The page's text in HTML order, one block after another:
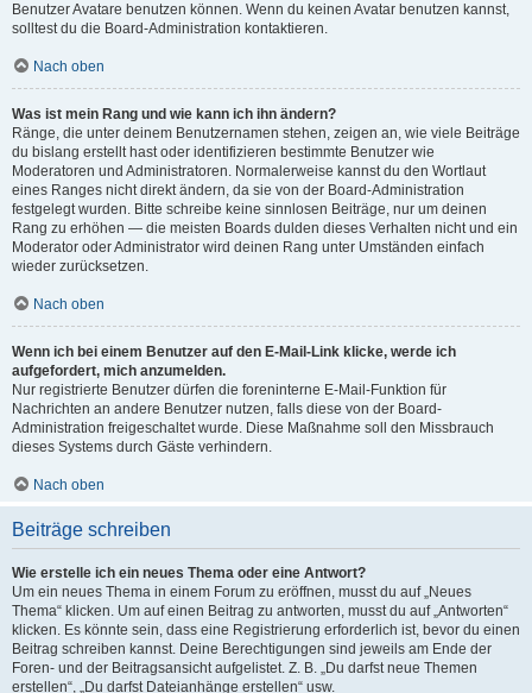
Benutzer Avatare benutzen können. Wenn du keinen Avatar benutzen kannst,
solltest du die Board-Administration kontaktieren.
Nach oben
Was ist mein Rang und wie kann ich ihn ändern?
Ränge, die unter deinem Benutzernamen stehen, zeigen an, wie viele Beiträge
du bislang erstellt hast oder identifizieren bestimmte Benutzer wie
Moderatoren und Administratoren. Normalerweise kannst du den Wortlaut
eines Ranges nicht direkt ändern, da sie von der Board-Administration
festgelegt wurden. Bitte schreibe keine sinnlosen Beiträge, nur um deinen
Rang zu erhöhen — die meisten Boards dulden dieses Verhalten nicht und ein
Moderator oder Administrator wird deinen Rang unter Umständen einfach
wieder zurücksetzen.
Nach oben
Wenn ich bei einem Benutzer auf den E-Mail-Link klicke, werde ich
aufgefordert, mich anzumelden.
Nur registrierte Benutzer dürfen die foreninterne E-Mail-Funktion für
Nachrichten an andere Benutzer nutzen, falls diese von der Board-
Administration freigeschaltet wurde. Diese Maßnahme soll den Missbrauch
dieses Systems durch Gäste verhindern.
Nach oben
Beiträge schreiben
Wie erstelle ich ein neues Thema oder eine Antwort?
Um ein neues Thema in einem Forum zu eröffnen, musst du auf „Neues
Thema“ klicken. Um auf einen Beitrag zu antworten, musst du auf „Antworten“
klicken. Es könnte sein, dass eine Registrierung erforderlich ist, bevor du einen
Beitrag schreiben kannst. Deine Berechtigungen sind jeweils am Ende der
Foren- und der Beitragsansicht aufgelistet. Z. B. „Du darfst neue Themen
erstellen“, „Du darfst Dateianhänge erstellen“ usw.